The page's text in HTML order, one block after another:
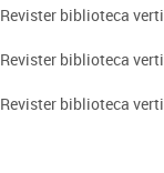
Revister biblioteca
Revister biblioteca
Revister biblioteca